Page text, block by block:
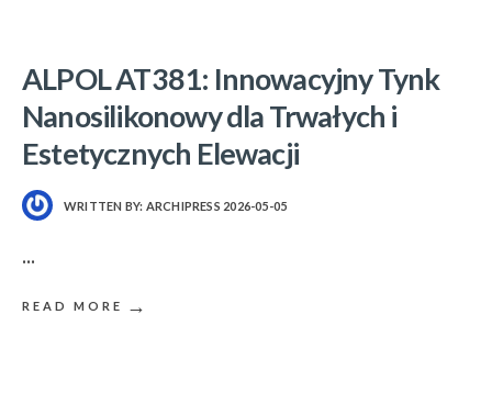
ALPOL AT381: Innowacyjny Tynk
Nanosilikonowy dla Trwałych i
Estetycznych Elewacji
WRITTEN BY: ARCHIPRESS 2026-05-05
...
READ MORE →